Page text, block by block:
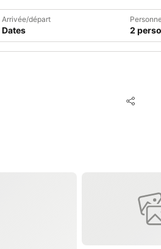
Arrivée/départ
Dates 2
Partager